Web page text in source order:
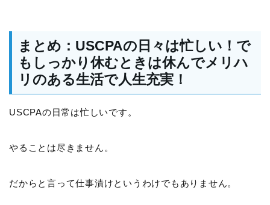
まとめ：USCPAの日々は忙しい！で
もしっかり休むときは休んでメリハ
リのある生活で人生充実！
USCPAの日常は忙しいです。
やることは尽きません。
だからと言って仕事漬けというわけでもありません。